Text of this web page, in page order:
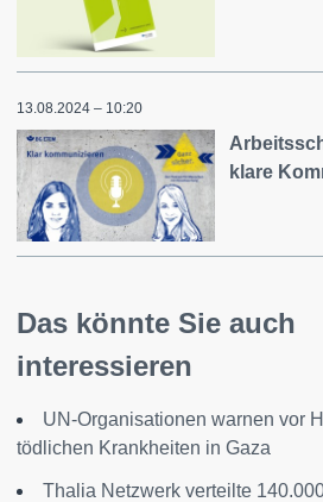
13.08.2024 – 10:20
klare
Das könnte Sie auch
interessieren
UN-Organisationen warnen vor
tödlichen Krankheiten in Gaza
Thalia Netzwerk verteilte